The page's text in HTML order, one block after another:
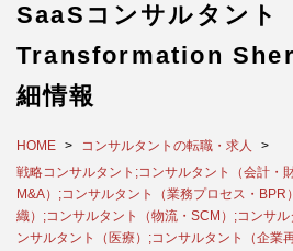
SaaSコンサルタン
Transformation
細情報
HOME
コンサルタントの転職・求人
戦略コンサルタント;コンサルタント（会計・
M&A）;コンサルタント（業務プロセス・BPR
織）;コンサルタント（物流・SCM）;コンサ
ンサルタント（医療）;コンサルタント（企業